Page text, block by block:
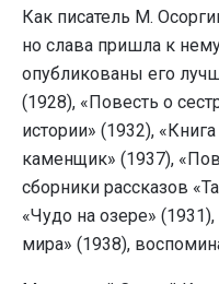
Как писатель М.
но слава пришла к
опубликованы его
(1928), «Повесть о
истории» (1932),
каменщик» (1937),
сборники рассказов
«Чудо на озере»
мира» (1938),